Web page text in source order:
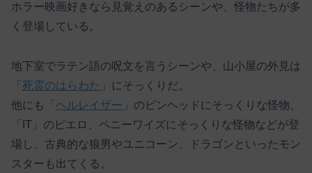
ホラー映画好きなら見覚えのあるシーンや、怪物たちが多
く登場している。
地下室でラテン語の呪文を言うシーンや、山小屋の外見は
「 死霊のはらわた 」にそっくりだ。
他にも「 ヘルレイザー 」のピンヘッドにそっくりな怪物、
「IT」のピエロ、ペニーワイズにそっくりな怪物などが登
場し、古典的な狼男やユニコーン、ドラゴンといったモン
スターも出てくる。